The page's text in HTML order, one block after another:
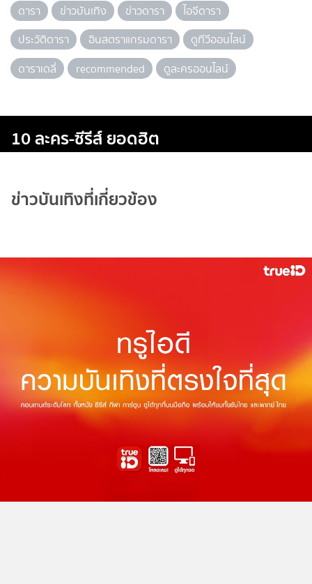
ดารา ข่าวบันเทิง ข่าวดารา
ไอจีดารา
ประวัติดารา
อินสตราแกรมดารา
ดูทีวีออนไลน์
ดาราเดลี่
recommended ดูละครออนไลน์
10 ละคร-ซีรีส์ ยอดฮิต
ข่าวบันเทิงที่เกี่ยวข้อง